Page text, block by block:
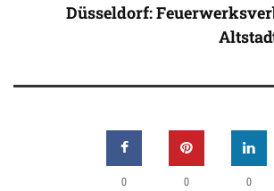
Düsseldorf:
0 0 0